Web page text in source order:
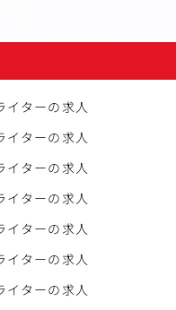
ターの求人
ターの求人
ターの求人
ターの求人
ターの求人
ターの求人
ターの求人